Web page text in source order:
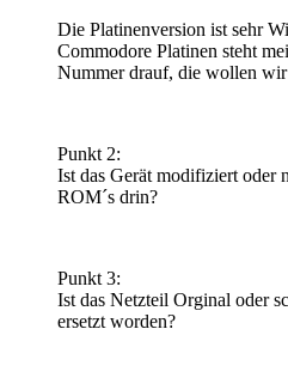
Die Platinenversion ist sehr
Commodore Platinen steht
Nummer drauf, die wollen wir
Punkt 2:
Ist das Gerät modifiziert oder
ROM´s drin?
Punkt 3:
Ist das Netzteil Orginal oder
ersetzt worden?